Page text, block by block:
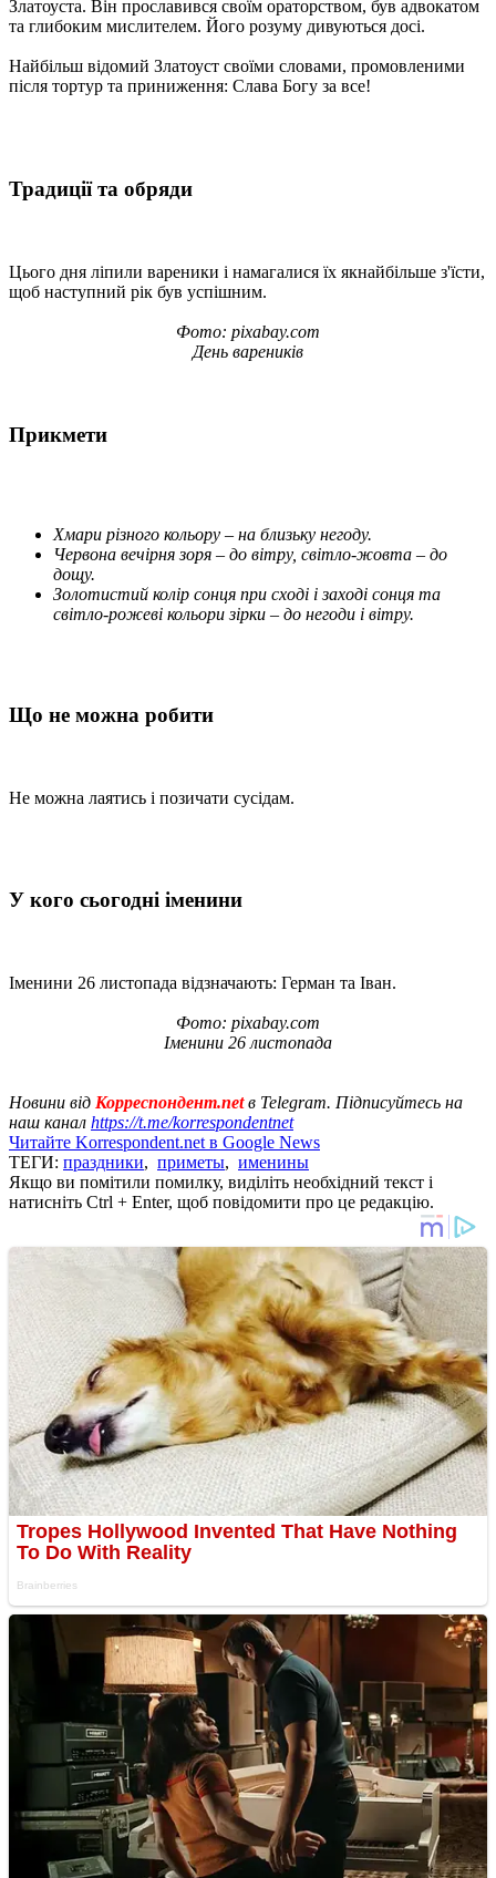
Златоуста. Він прославився своїм ораторством, був адвокатом
та глибоким мислителем. Його розуму дивуються досі.
Найбільш відомий Златоуст своїми словами, промовленими
після тортур та приниження: Слава Богу за все!
Традиції та обряди
Цього дня ліпили вареники і намагалися їх якнайбільше з'їсти,
щоб наступний рік був успішним.
Фото: pixabay.com
День вареників
Прикмети
Хмари різного кольору – на близьку негоду.
Червона вечірня зоря – до вітру, світло-жовта – до
дощу.
Золотистий колір сонця при сході і заході сонця та
світло-рожеві кольори зірки – до негоди і вітру.
Що не можна робити
Не можна лаятись і позичати сусідам.
У кого сьогодні іменини
Іменини 26 листопада відзначають: Герман та Іван.
Фото: pixabay.com
Іменини 26 листопада
Новини від Корреспондент.netв Telegram. Підписуйтесь на
наш канал https://t.me/korrespondentnet
Читайте Korrespondent.net в Google News
ТЕГИ: праздники, приметы, именины
Якщо ви помітили помилку, виділіть необхідний текст і
натисніть Ctrl + Enter, щоб повідомити про це редакцію.